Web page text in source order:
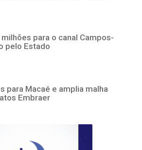
para o canal Campos-
pelo Estado
para Macaé e amplia malha
Embraer